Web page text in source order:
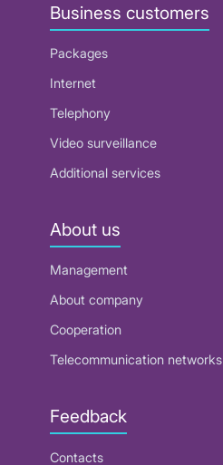
Business customers
Packages
Internet
Telephony
Video surveillance
Additional services
About us
Management
About company
Cooperation
Telecommunication networks
Feedback
Contacts